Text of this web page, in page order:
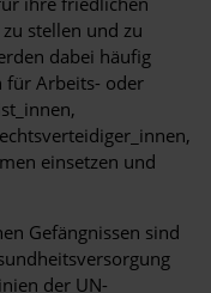
stellen und zu
dabei häufig
für Arbeits- oder
einsetzen und
Gefängnissen sind
der UN-